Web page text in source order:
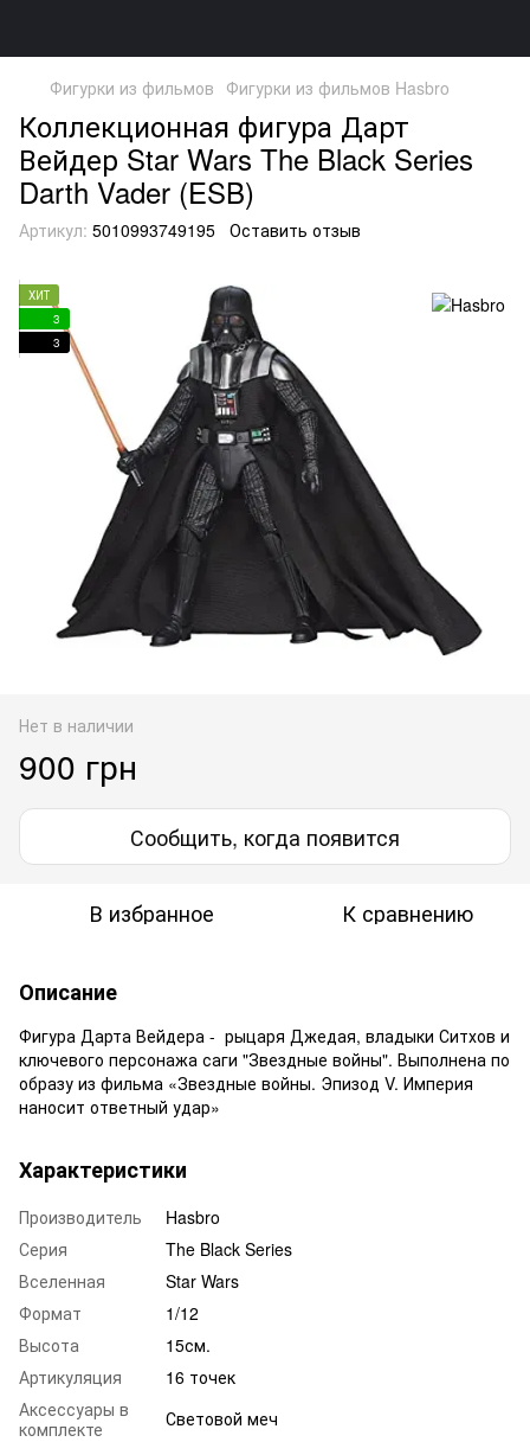
Фигурки из фильмов Фигурки из фильмов Hasbro
Коллекционная фигура Дарт
Вейдер Star Wars The Black Series
Darth Vader (ESB)
Артикул: 5010993749195 Оставить отзыв
ХИТ
3
3
Нет в наличии
900 грн
Сообщить, когда появится
В избранное К сравнению
Описание
Фигура Дарта Вейдера - рыцаря Джедая, владыки Ситхов и
ключевого персонажа саги "Звездные войны". Выполнена по
образу из фильма «Звездные войны. Эпизод V. Империя
наносит ответный удар»
Характеристики
Производитель
Hasbro
Серия
The Black Series
Вселенная
Star Wars
Формат
1/12
Высота
15см.
Артикуляция
16 точек
Аксессуары в
комплекте
Световой меч